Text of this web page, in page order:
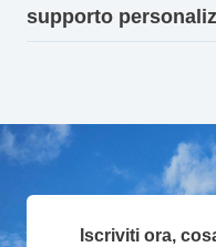
supporto
Iscriviti ora,